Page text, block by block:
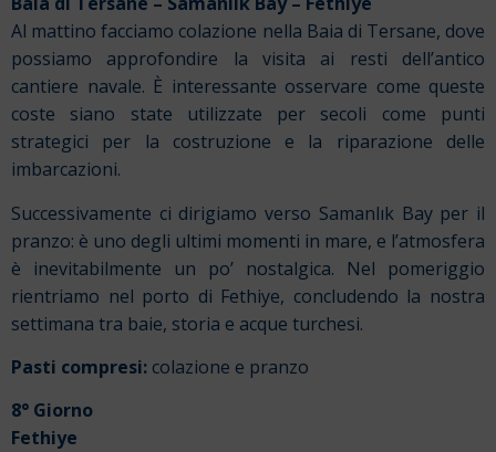
Al mattino facciamo colazione nella Baia di Tersane, dove
possiamo approfondire la visita ai resti dell’antico
cantiere navale. È interessante osservare come queste
coste siano state utilizzate per secoli come punti
strategici per la costruzione e la riparazione delle
imbarcazioni.
Successivamente ci dirigiamo verso Samanlık Bay per il
pranzo: è uno degli ultimi momenti in mare, e l’atmosfera
è inevitabilmente un po’ nostalgica. Nel pomeriggio
rientriamo nel porto di Fethiye, concludendo la nostra
settimana tra baie, storia e acque turchesi.
Pasti compresi: colazione e pranzo
8° Giorno
Fethiye